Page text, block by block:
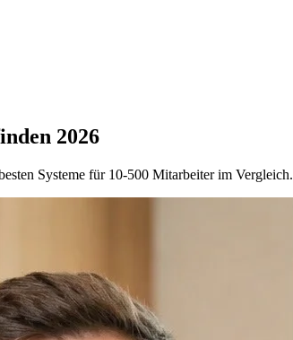
2026
Systeme für 10-500 Mitarbeiter im Vergleich.